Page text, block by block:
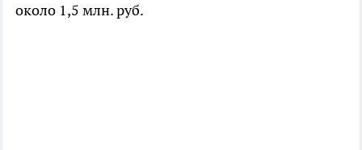
около 1,5 млн. руб.